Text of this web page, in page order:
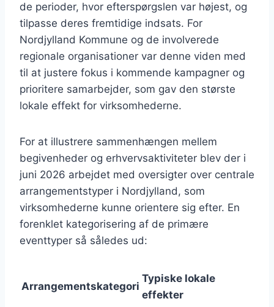
de perioder, hvor efterspørgslen var højest, og
tilpasse deres fremtidige indsats. For
Nordjylland Kommune og de involverede
regionale organisationer var denne viden med
til at justere fokus i kommende kampagner og
prioritere samarbejder, som gav den største
lokale effekt for virksomhederne.
For at illustrere sammenhængen mellem
begivenheder og erhvervsaktiviteter blev der i
juni 2026 arbejdet med oversigter over centrale
arrangementstyper i Nordjylland, som
virksomhederne kunne orientere sig efter. En
forenklet kategorisering af de primære
eventtyper så således ud:
Arrangementskategori
Typiske lokale
effekter